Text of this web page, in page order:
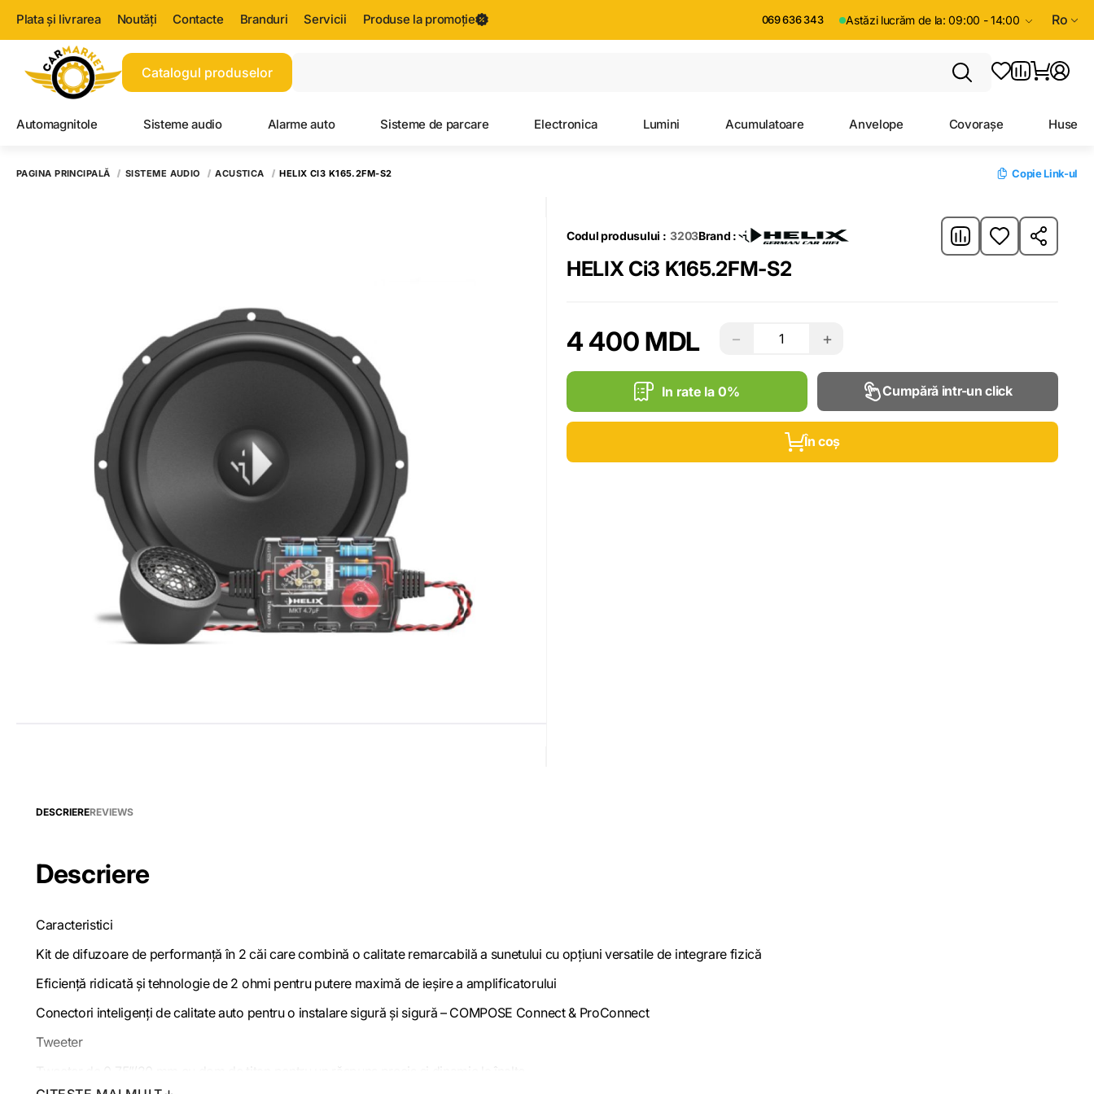
Plata și livrarea Noutăți Contacte Branduri Servicii Produse la promoție 069 636 343 Astăzi lucrăm de la: 09:00 - 14:00 Ro
Catalogul produselor
Toate rezultatele căutării [0 de produse]
Automagnitole Sisteme audio Alarme auto Sisteme de parcare Electronica Lumini Acumulatoare Anvelope Covorașe Huse
PAGINA PRINCIPALĂ SISTEME AUDIO ACUSTICA HELIX CI3 K165.2FM-S2 Copie Link-ul
Codul produsului : 3203Brand :
HELIX Ci3 K165.2FM-S2
4 400 MDL − +
In rate la 0% Cumpără intr-un click
În coș
DESCRIEREREVIEWS
Descriere
Caracteristici
Kit de difuzoare de performanță în 2 căi care combină o calitate remarcabilă a sunetului cu opțiuni versatile de integrare fizică
Eficiență ridicată și tehnologie de 2 ohmi pentru putere maximă de ieșire a amplificatorului
Conectori inteligenți de calitate auto pentru o instalare sigură și sigură – COMPOSE Connect & ProConnect
Tweeter
Tweeter de 0,75”/20 mm cu dom de titan pentru un răspuns precis și dinamic la înalte